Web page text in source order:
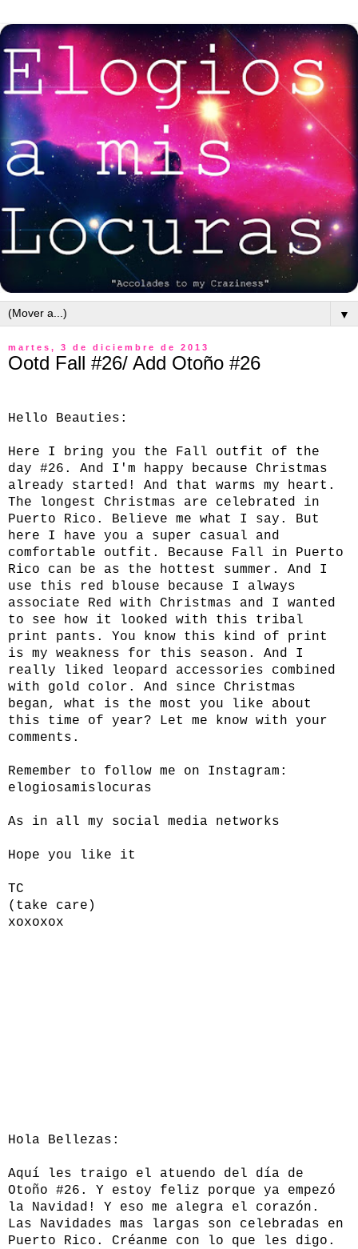
▼
martes, 3 de diciembre de 2013
Ootd Fall #26/ Add Otoño #26
Hello Beauties:
Here I bring you the Fall outfit of the
day #26. And I'm happy because Christmas
already started! And that warms my heart.
The longest Christmas are celebrated in
Puerto Rico. Believe me what I say. But
here I have you a super casual and
comfortable outfit. Because Fall in Puerto
Rico can be as the hottest summer. And I
use this red blouse because I always
associate Red with Christmas and I wanted
to see how it looked with this tribal
print pants. You know this kind of print
is my weakness for this season. And I
really liked leopard accessories combined
with gold color. And since Christmas
began, what is the most you like about
this time of year? Let me know with your
comments.
Remember to follow me on Instagram:
elogiosamislocuras
As in all my social media networks
Hope you like it
TC
(take care)
xoxoxox
Hola Bellezas:
Aquí les traigo el atuendo del día de
Otoño #26. Y estoy feliz porque ya empezó
la Navidad! Y eso me alegra el corazón.
Las Navidades mas largas son celebradas en
Puerto Rico. Créanme con lo que les digo.